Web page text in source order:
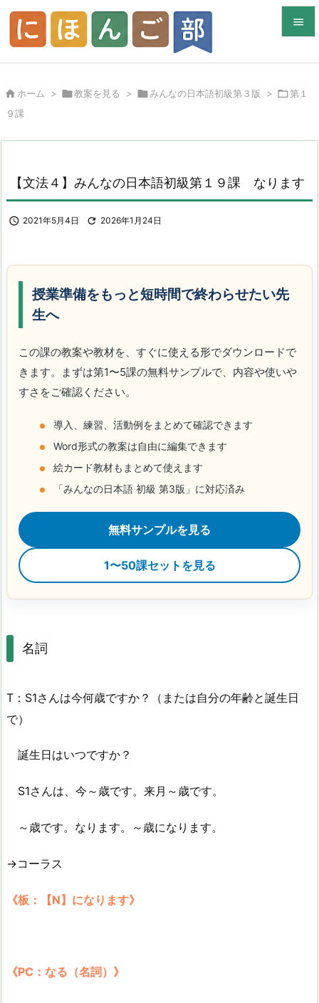

メニュ

前へ
次へ

 ホーム > 教案を見る > みんなの日本語初級第３版 > 第１
９課
【文法４】みんなの日本語初級第１９課 なります
 2021年5月4日  2026年1月24日
授業準備をもっと短時間で終わらせたい先
生へ
この課の教案や教材を、すぐに使える形でダウンロードで
きます。まずは第1〜5課の無料サンプルで、内容や使いや
すさをご確認ください。
導入、練習、活動例をまとめて確認できます
Word形式の教案は自由に編集できます
絵カード教材もまとめて使えます
「みんなの日本語 初級 第3版」に対応済み
無料サンプルを見る
1〜50課セットを見る
名詞
T：S1さんは今何歳ですか？（または自分の年齢と誕生日
で）
誕生日はいつですか？
S1さんは、今～歳です。来月～歳です。
～歳です。なります。～歳になります。
→コーラス
《板：【N】になります》
《PC：なる（名詞）》